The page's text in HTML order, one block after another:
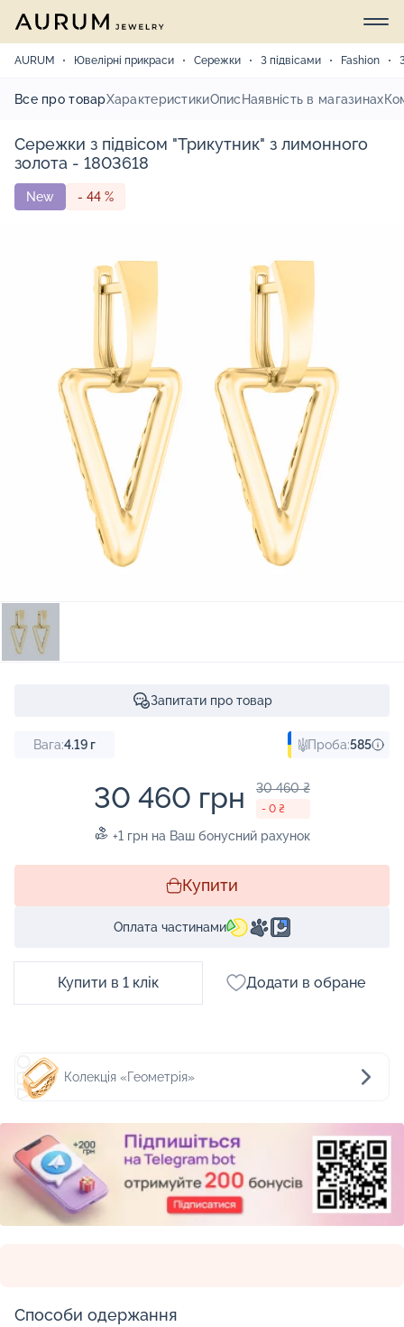
AURUM Ювелірні прикраси Сережки З підвісами Fashion
Все про товарХарактеристикиОпис Наявність в магазинах
Сережки з підвісом "Трикутник" з лимонного
золота - 1803618
New - 44 %
Запитати про товар
Вага:4.19 г Проба:585
30 460 грн 30 460 ₴
- 0 ₴
+1 грн на Ваш бонусний рахунок
Купити
Оплата частинами
Купити в 1 клік Додати в обране
Колекція «Геометрія»
Способи одержання